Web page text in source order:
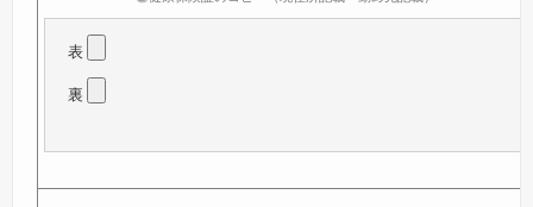
表
裏